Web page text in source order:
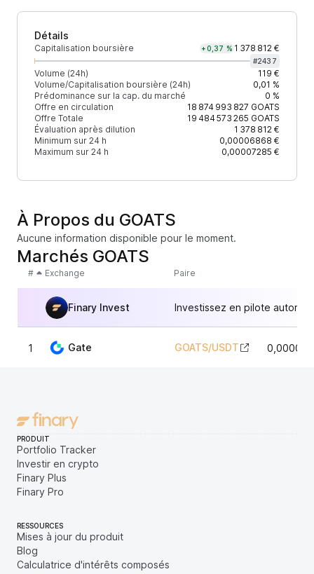
Détails
Capitalisation boursière +0,37 % 1 378 812 €
#2437
Volume (24h)
119 €
Volume/Capitalisation boursière (24h)
0,01 %
Prédominance sur la cap. du marché
0 %
Offre en circulation
18 874 993 827 GOATS
Offre Totale
19 484 573 265 GOATS
Évaluation après dilution
1 378 812 €
Minimum sur 24 h
0,00006868 €
Maximum sur 24 h
0,00007285 €
À Propos du GOATS
Aucune information disponible pour le moment.
Marchés GOATS
# Exchange Paire
Finary Invest Investissez en pilote
1 Gate GOATS/USDT
PRODUIT
Portfolio Tracker
Investir en crypto
Finary Plus
Finary Pro
RESSOURCES
Mises à jour du produit
Blog
Calculatrice d'intérêts composés